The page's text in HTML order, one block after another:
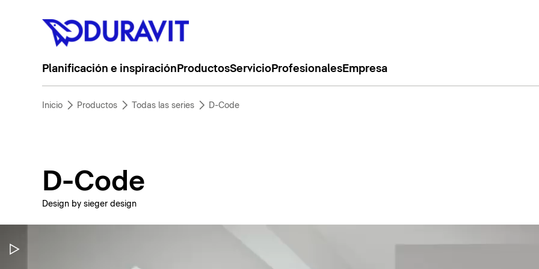
Planificación e inspiración ProductosServicioProfesionalesEmpresa
Inicio Productos Todas las series D-Code
D-Code
Design by sieger design
Pausar vídeo